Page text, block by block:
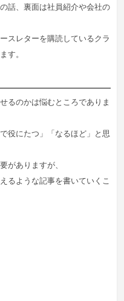
話、裏面は社員紹介や会社の
スレターを購読しているクラ
す。
るのかは悩むところでありま
役にたつ」「なるほど」と思
がありますが、
るような記事を書いていくこ